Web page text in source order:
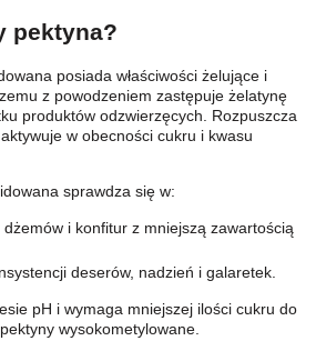
pektyna?
posiada właściwości żelujące i
z powodzeniem zastępuje żelatynę
produktów odzwierzęcych. Rozpuszcza
w obecności cukru i kwasu
sprawdza się w:
i konfitur z mniejszą zawartością
deserów, nadzień i galaretek.
pH i wymaga mniejszej ilości cukru do
wysokometylowane.